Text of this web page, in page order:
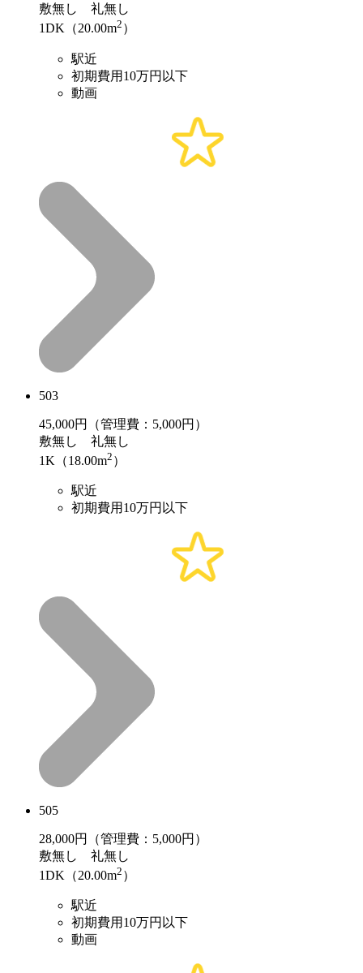
敷無し 礼無し
1DK（20.00m2 ）
駅近
初期費用10万円以下
動画
503
45,000円（管理費：5,000円）
敷無し 礼無し
1K（18.00m2 ）
駅近
初期費用10万円以下
505
28,000円（管理費：5,000円）
敷無し 礼無し
1DK（20.00m2 ）
駅近
初期費用10万円以下
動画